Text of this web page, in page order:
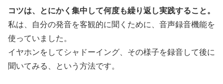
コツは、とにかく集中して何度も繰り返し実践すること。
私は、自分の発音を客観的に聞くために、音声録音機能を
使っていました。
イヤホンをしてシャドーイング、その様子を録音して後に
聞いてみる、という方法です。